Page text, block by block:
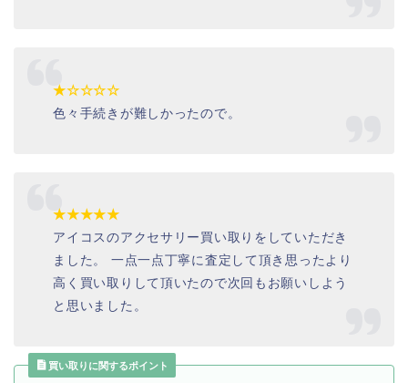
★☆☆☆☆
色々手続きが難しかったので。
★★★★★
アイコスのアクセサリー買い取りをしていただき
ました。 一点一点丁寧に査定して頂き思ったより
高く買い取りして頂いたので次回もお願いしよう
と思いました。
買い取りに関するポイント